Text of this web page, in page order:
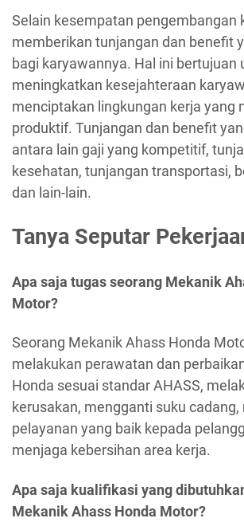
Selain kesempatan pengembangan
memberikan tunjangan dan benefit
bagi karyawannya. Hal ini bertujuan
meningkatkan kesejahteraan
menciptakan lingkungan kerja yang
produktif. Tunjangan dan benefit
antara lain gaji yang kompetitif,
kesehatan, tunjangan transportasi,
dan lain-lain.
Tanya Seputar
Apa saja tugas seorang Mekanik
Motor?
Seorang Mekanik Ahass Honda
melakukan perawatan dan
Honda sesuai standar AHASS,
kerusakan, mengganti suku
pelayanan yang baik kepada
menjaga kebersihan area kerja.
Apa saja kualifikasi yang
Mekanik Ahass Honda Motor?